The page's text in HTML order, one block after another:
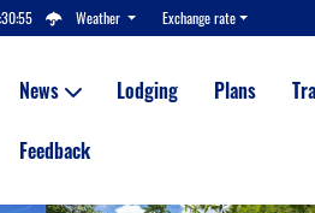
Weather Exchange rate
News Lodging Plans
Feedback